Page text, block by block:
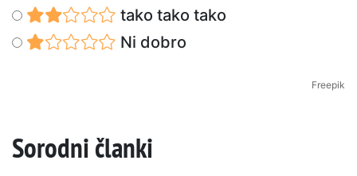
tako tako tako
Ni dobro
Freepik
Sorodni članki